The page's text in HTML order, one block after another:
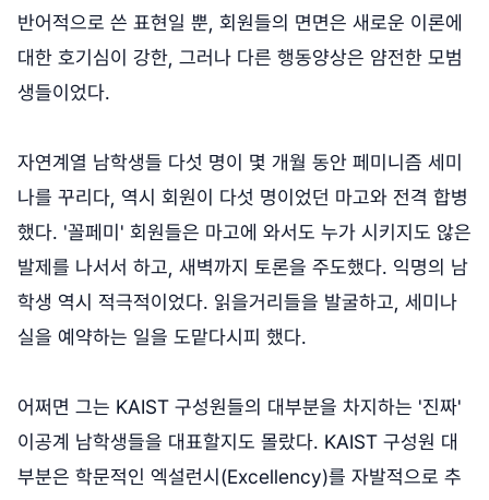
반어적으로 쓴 표현일 뿐, 회원들의 면면은 새로운 이론에
대한 호기심이 강한, 그러나 다른 행동양상은 얌전한 모범
생들이었다.
자연계열 남학생들 다섯 명이 몇 개월 동안 페미니즘 세미
나를 꾸리다, 역시 회원이 다섯 명이었던 마고와 전격 합병
했다. '꼴페미' 회원들은 마고에 와서도 누가 시키지도 않은
발제를 나서서 하고, 새벽까지 토론을 주도했다. 익명의 남
학생 역시 적극적이었다. 읽을거리들을 발굴하고, 세미나
실을 예약하는 일을 도맡다시피 했다.
어쩌면 그는 KAIST 구성원들의 대부분을 차지하는 '진짜'
이공계 남학생들을 대표할지도 몰랐다. KAIST 구성원 대
부분은 학문적인 엑설런시(Excellency)를 자발적으로 추